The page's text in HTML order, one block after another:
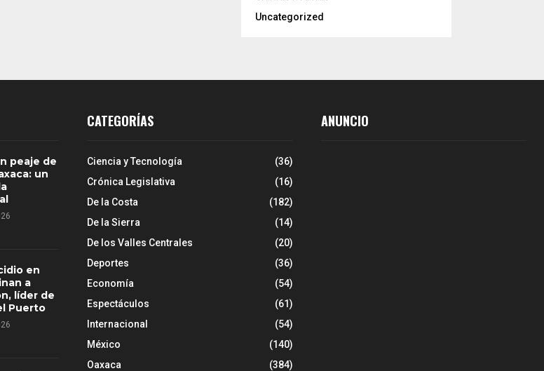
Uncategorized
peaje de
un
en
a
líder de
Puerto
CATEGORÍAS
Ciencia y Tecnología
(36)
Crónica Legislativa
(16)
De la Costa
(182)
De la Sierra
(14)
De los Valles Centrales
(20)
Deportes
(36)
Economía
(54)
Espectáculos
(61)
Internacional
(54)
México
(140)
Oaxaca
(384)
ANUNCIO